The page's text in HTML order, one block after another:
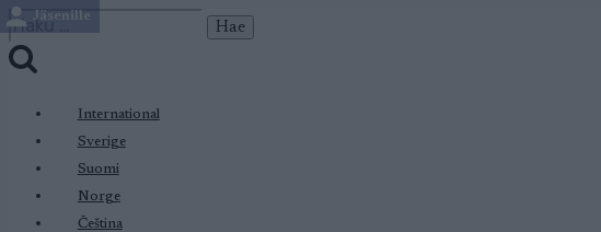
Siirry
sisältöön
Haku:
International
Sverige
Suomi
Norge
Čeština
Jäsenille